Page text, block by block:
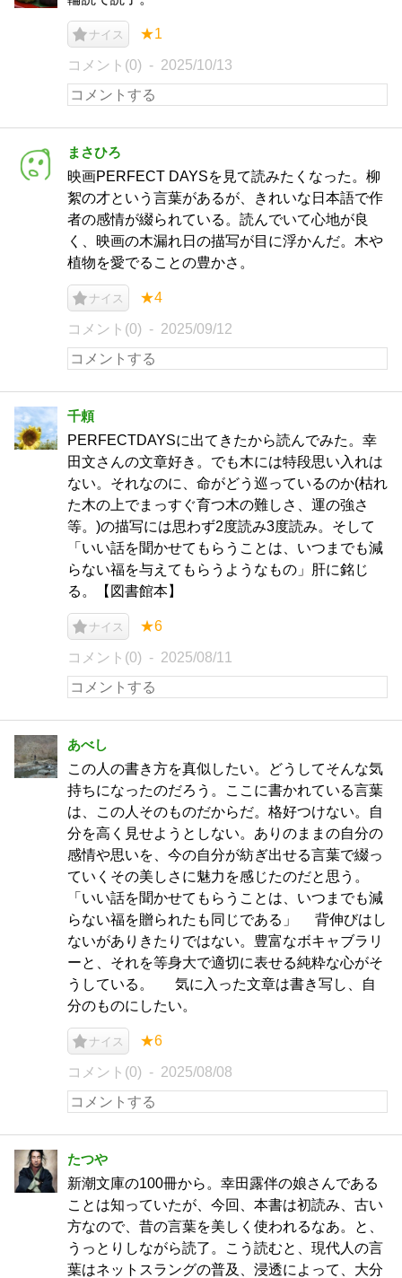
ナイス ★1
コメント(0) 2025/10/13
まさひろ
映画PERFECT DAYSを見て読みたくなった。柳
絮の才という言葉があるが、きれいな日本語で作
者の感情が綴られている。読んでいて心地が良
く、映画の木漏れ日の描写が目に浮かんだ。木や
植物を愛でることの豊かさ。
ナイス ★4
コメント(0) 2025/09/12
千頼
PERFECTDAYSに出てきたから読んでみた。幸
田文さんの文章好き。でも木には特段思い入れは
ない。それなのに、命がどう巡っているのか(枯れ
た木の上でまっすぐ育つ木の難しさ、運の強さ
等。)の描写には思わず2度読み3度読み。そして
「いい話を聞かせてもらうことは、いつまでも減
らない福を与えてもらうようなもの」肝に銘じ
る。【図書館本】
ナイス ★6
コメント(0) 2025/08/11
あべし
この人の書き方を真似したい。どうしてそんな気
持ちになったのだろう。ここに書かれている言葉
は、この人そのものだからだ。格好つけない。自
分を高く見せようとしない。ありのままの自分の
感情や思いを、今の自分が紡ぎ出せる言葉で綴っ
ていくその美しさに魅力を感じたのだと思う。
「いい話を聞かせてもらうことは、いつまでも減
らない福を贈られたも同じである」 背伸びはし
ないがありきたりではない。豊富なボキャブラリ
ーと、それを等身大で適切に表せる純粋な心がそ
うしている。 気に入った文章は書き写し、自
分のものにしたい。
ナイス ★6
コメント(0) 2025/08/08
たつや
新潮文庫の100冊から。幸田露伴の娘さんである
ことは知っていたが、今回、本書は初読み、古い
方なので、昔の言葉を美しく使われるなあ。と、
うっとりしながら読了。こう読むと、現代人の言
葉はネットスラングの普及、浸透によって、大分